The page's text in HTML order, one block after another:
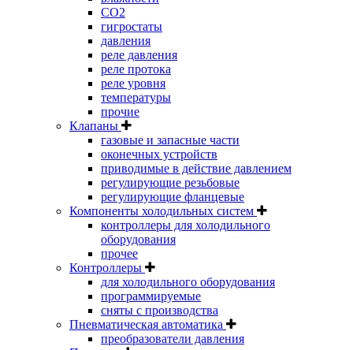
CO2
гигростаты
давления
реле давления
реле протока
реле уровня
температуры
прочие
Клапаны
газовые и запасные части
оконечных устройств
приводимые в действие давлением
регулирующие резьбовые
регулирующие фланцевые
Компоненты холодильных систем
контроллеры для холодильного
оборудования
прочее
Контроллеры
для холодильного оборудования
программируемые
сняты с производства
Пневматическая автоматика
преобразователи давления